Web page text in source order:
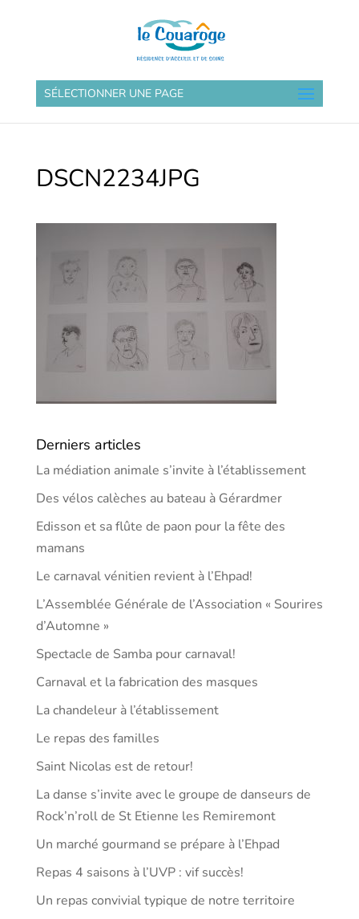
SÉLECTIONNER UNE PAGE
DSCN2234JPG
Derniers articles
La médiation animale s’invite à l’établissement
Des vélos calèches au bateau à Gérardmer
Edisson et sa flûte de paon pour la fête des
mamans
Le carnaval vénitien revient à l’Ehpad!
L’Assemblée Générale de l’Association « Sourires
d’Automne »
Spectacle de Samba pour carnaval!
Carnaval et la fabrication des masques
La chandeleur à l’établissement
Le repas des familles
Saint Nicolas est de retour!
La danse s’invite avec le groupe de danseurs de
Rock’n’roll de St Etienne les Remiremont
Un marché gourmand se prépare à l’Ehpad
Repas 4 saisons à l’UVP : vif succès!
Un repas convivial typique de notre territoire